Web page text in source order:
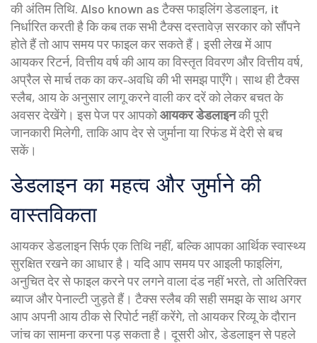
की अंतिम तिथि. Also known asटैक्स फाइलिंग डेडलाइन, it
निर्धारित करती है कि कब तक सभी टैक्स दस्तावेज़ सरकार को सौंपने
होते हैंतो आप समय पर फाइल कर सकते हैं। इसी लेख में आप
आयकर रिटर्न,वित्तीय वर्ष की आय का विस्तृत विवरणऔरवित्तीय वर्ष,
अप्रैल से मार्च तक का कर‑अवधिकी भी समझ पाएँगे। साथ हीटैक्स
स्लैब, आय के अनुसार लागू करने वाली कर दरेंको लेकर बचत के
अवसर देखेंगे। इस पेज पर आपकोआयकर डेडलाइनकी पूरी
जानकारी मिलेगी, ताकि आप देर से जुर्माना या रिफंड में देरी से बच
सकें।
डेडलाइन का महत्व और जुर्माने की
वास्तविकता
आयकर डेडलाइन सिर्फ एक तिथि नहीं, बल्कि आपका आर्थिक स्वास्थ्य
सुरक्षित रखने का आधार है। यदि आप समय परआइली फाइलिंग,
अनुचित देर से फाइल करने पर लगने वाला दंडनहीं भरते, तो अतिरिक्त
ब्याज और पेनाल्टी जुड़ते हैं। टैक्स स्लैब की सही समझ के साथ अगर
आप अपनी आय ठीक से रिपोर्ट नहीं करेंगे, तो आयकर रिव्यू के दौरान
जांच का सामना करना पड़ सकता है। दूसरी ओर, डेडलाइन से पहले